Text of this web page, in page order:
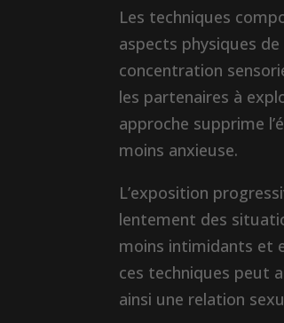
Les techniques
aspects physiques
concentration
les partenaires à
approche supprime
moins anxieuse.
L’exposition
lentement des
moins intimidants et
ces techniques peut
ainsi une relation